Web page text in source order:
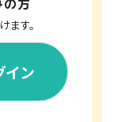
方
す。
ン